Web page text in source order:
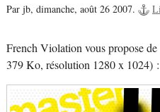
Par jb, dimanche, août 26 2007.
French Violation vous propose
379 Ko, résolution 1280 x 1024) :